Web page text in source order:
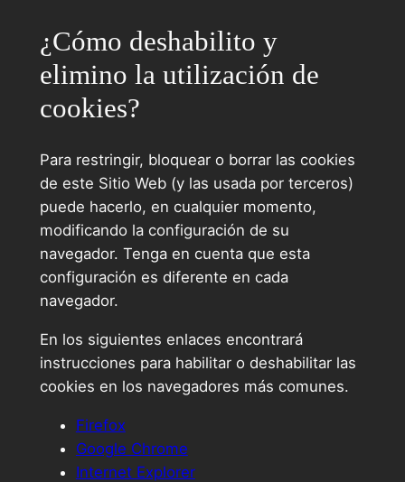
¿Cómo deshabilito y
elimino la utilización de
cookies?
Para restringir, bloquear o borrar las cookies
de este Sitio Web (y las usada por terceros)
puede hacerlo, en cualquier momento,
modificando la configuración de su
navegador. Tenga en cuenta que esta
configuración es diferente en cada
navegador.
En los siguientes enlaces encontrará
instrucciones para habilitar o deshabilitar las
cookies en los navegadores más comunes.
Firefox
Google Chrome
Internet Explorer